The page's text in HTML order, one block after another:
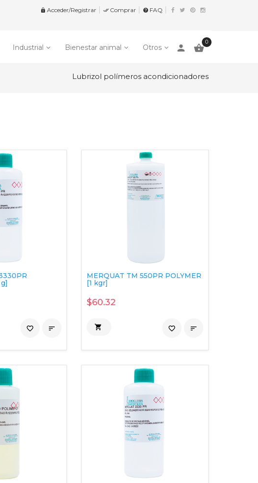
 Acceder/Registrar  Comprar help FAQ
Industrial Bienestar animal Otros person 
0
Lubrizol polímeros acondicionadores

favorite_border
MERQUAT TM 550PR POLYMER
[1 kgr]
$60.32
 
favorite_border